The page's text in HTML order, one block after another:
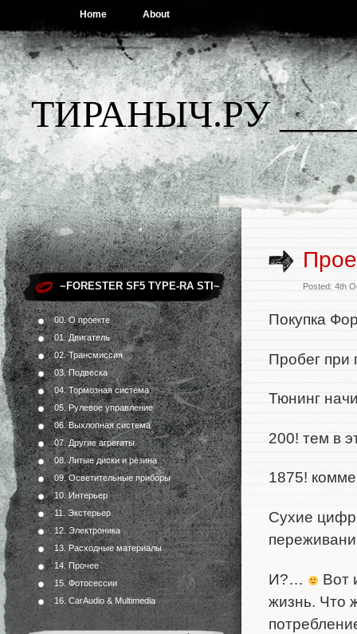
Home About
ТИРАНЫЧ.РУ
~FORESTER SF5 TYPE-RA STI~
00. О проекте
01. Двигатель
02. Трансмиссия
03. Подвеска
04. Тормозная система
05. Рулевое управление
06. Выхлопная система
07. Другие агрегаты
08. Литые диски и резина
09. Осветительные приборы
10. Интерьер
11. Экстерьер
12. Электроника
13. Расходные материалы
14. Прочее
15. Фотосессии
16. CarAudio & Multimedia
Posted: 4th
Покупка
Пробег при
Тюнинг
200! тем в
1875!
Сухие
И?…
Вот
жизнь. Что